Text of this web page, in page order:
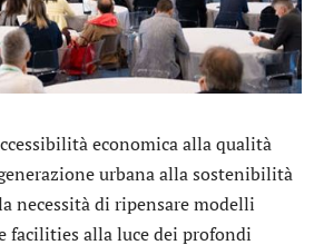
economica alla qualità
urbana alla sostenibilità
necessità di ripensare modelli
facilities alla luce dei profondi